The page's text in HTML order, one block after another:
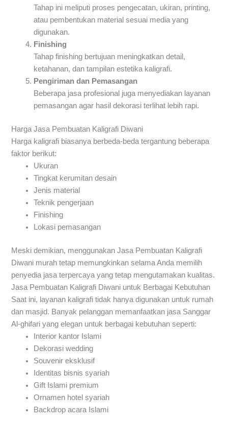
Tahap ini meliputi proses pengecatan, ukiran, printing,
atau pembentukan material sesuai media yang
digunakan.
Finishing
Tahap finishing bertujuan meningkatkan detail,
ketahanan, dan tampilan estetika kaligrafi.
Pengiriman dan Pemasangan
Beberapa jasa profesional juga menyediakan layanan
pemasangan agar hasil dekorasi terlihat lebih rapi.
Harga Jasa Pembuatan Kaligrafi Diwani
Harga kaligrafi biasanya berbeda-beda tergantung beberapa
faktor berikut:
Ukuran
Tingkat kerumitan desain
Jenis material
Teknik pengerjaan
Finishing
Lokasi pemasangan
Meski demikian, menggunakan Jasa Pembuatan Kaligrafi
Diwani murah tetap memungkinkan selama Anda memilih
penyedia jasa terpercaya yang tetap mengutamakan kualitas.
Jasa Pembuatan Kaligrafi Diwani untuk Berbagai Kebutuhan
Saat ini, layanan kaligrafi tidak hanya digunakan untuk rumah
dan masjid. Banyak pelanggan memanfaatkan jasa Sanggar
Al-ghifari yang elegan untuk berbagai kebutuhan seperti:
Interior kantor Islami
Dekorasi wedding
Souvenir eksklusif
Identitas bisnis syariah
Gift Islami premium
Ornamen hotel syariah
Backdrop acara Islami